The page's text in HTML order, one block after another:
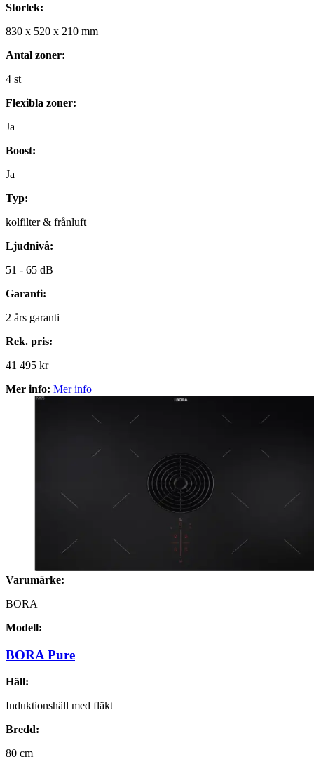
Storlek:
830 x 520 x 210 mm
Antal zoner:
4 st
Flexibla zoner:
Ja
Boost:
Ja
Typ:
kolfilter & frånluft
Ljudnivå:
51 - 65 dB
Garanti:
2 års garanti
Rek. pris:
41 495 kr
Mer info: Mer info
Varumärke:
BORA
Modell:
BORA Pure
Häll:
Induktionshäll med fläkt
Bredd:
80 cm